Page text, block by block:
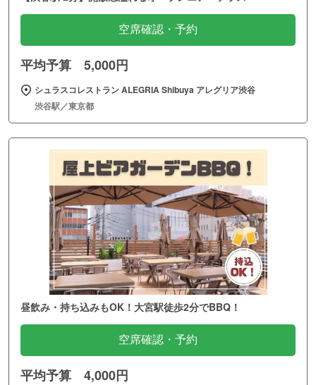
空席確認・予約
平均予算 5,000円
シュラスコレストラン ALEGRIA Shibuya アレグリア渋谷
渋谷駅／東京都
昼飲み・持ち込みもOK！大宮駅徒歩2分でBBQ！
空席確認・予約
平均予算 4,000円